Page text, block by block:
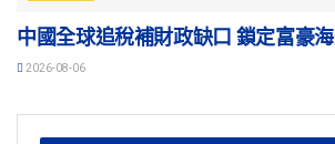
中國全球追稅補財政缺口 鎖定富豪
2026-08-06